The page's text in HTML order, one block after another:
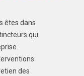
êtes dans
qui
des